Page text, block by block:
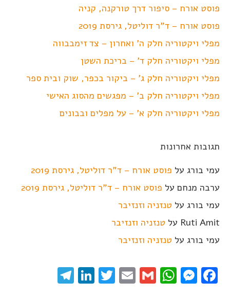
פוסט אורח – סיפור דרך טורקנה, קניה
פוסט אורח – ד"ר דוליטל, גירסת 2019
מפלי ויקטוריה חלק ה' ואחרון – צד זימבבווה
מפלי ויקטוריה חלק ד' – בריכת השטן
מפלי ויקטוריה חלק ג' – ביקור בכפר, שוק ובית ספר
מפלי ויקטוריה חלק ב' – מפגשים מהסוג האישי
מפלי ויקטוריה חלק א' – על מפלים ובבונים
תגובות אחרונות
עמי בורג על פוסט אורח – ד"ר דוליטל, גירסת 2019
ערבה מנחם על פוסט אורח – ד"ר דוליטל, גירסת 2019
עמי בורג על טנזניה וזנזיבר
Ruti Amit על טנזניה וזנזיבר
עמי בורג על טנזניה וזנזיבר
Facebook
Messenger
WhatsApp
Gmail
Email
Twitter
LinkedIn